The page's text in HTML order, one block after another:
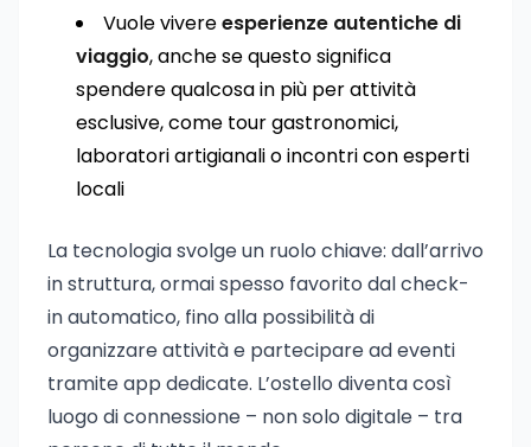
Vuole vivereesperienze autentiche di
viaggio, anche se questo significa
spendere qualcosa in più per attività
esclusive, come tour gastronomici,
laboratori artigianali o incontri con esperti
locali
La tecnologia svolge un ruolo chiave: dall’arrivo
in struttura, ormai spesso favorito dal check-
in automatico, fino alla possibilità di
organizzare attività e partecipare ad eventi
tramite app dedicate. L’ostello diventa così
luogo di connessione – non solo digitale – tra